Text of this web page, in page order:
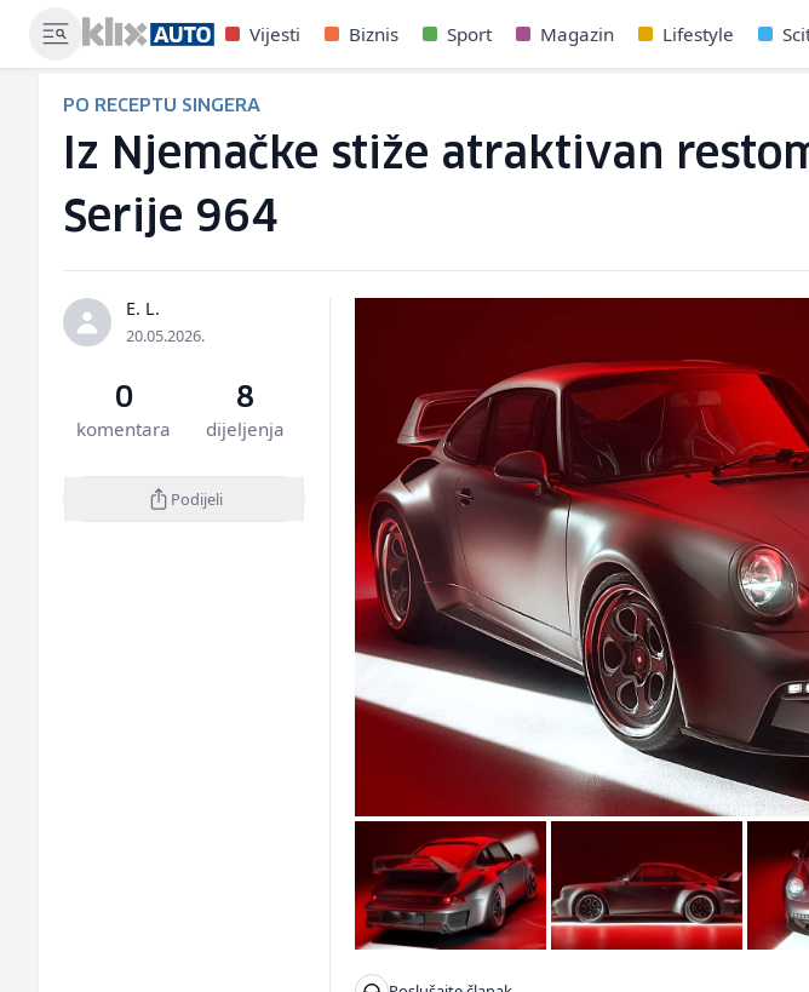
Vijesti Biznis Sport Magazin Lifestyle
PO RECEPTU SINGERA
Iz Njemačke stiže atraktivan
Serije 964
E. L.
20.05.2026.
0
komentara
8
dijeljenja
Podijeli